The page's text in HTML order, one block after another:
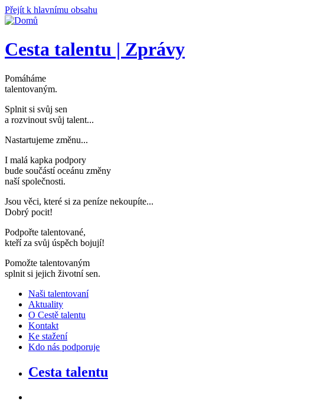
Přejít k hlavnímu obsahu
Cesta talentu | Zprávy
Pomáháme
talentovaným.
Splnit si svůj sen
a rozvinout svůj talent...
Nastartujeme změnu...
I malá kapka podpory
bude součástí oceánu změny
naší společnosti.
Jsou věci, které si za peníze nekoupíte...
Dobrý pocit!
Podpořte talentované,
kteří za svůj úspěch bojují!
Pomožte talentovaným
splnit si jejich životní sen.
Naši talentovaní
Aktuality
O Cestě talentu
Kontakt
Ke stažení
Kdo nás podporuje
Cesta talentu